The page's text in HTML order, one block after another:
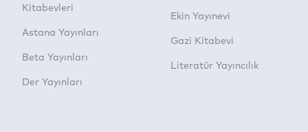
Kitabevleri
Astana Yayınları
Beta Yayınları
Der Yayınları
Ekin Yayınevi
Gazi Kitabevi
Literatür Yayıncılık